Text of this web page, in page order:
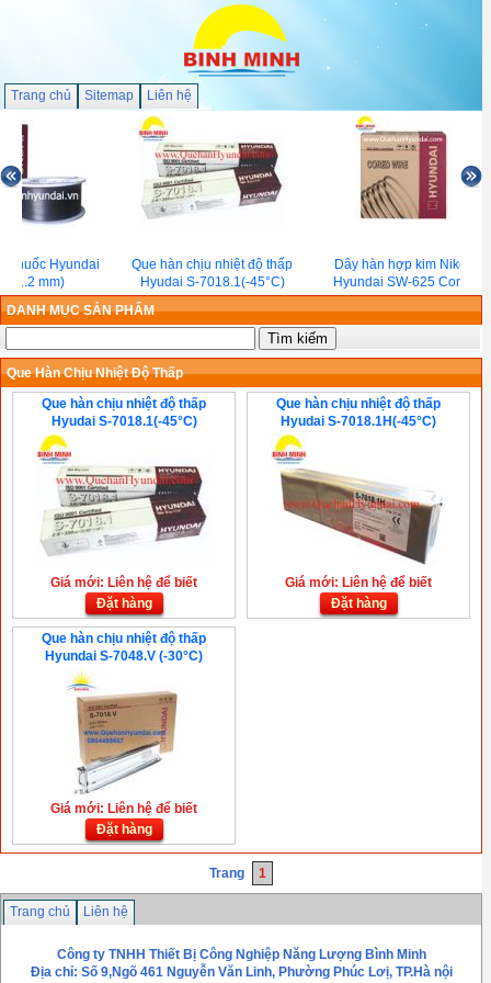
Trang chủ Sitemap Liên hệ
thuốc Hyundai
mm)
Que hàn chịu nhiệt độ thấp
Hyudai S-7018.1(-45°C)
Dây hàn hợp kim Niken
Hyundai SW-625 Cored
DANH MỤC SẢN PHẨM
Que Hàn Chịu Nhiệt Độ Thấp
Que hàn chịu nhiệt độ thấp
Hyudai S-7018.1(-45°C)
Giá mới: Liên hệ để biết
Đặt hàng
Que hàn chịu nhiệt độ thấp
Hyudai S-7018.1H(-45°C)
Giá mới: Liên hệ để biết
Đặt hàng
Que hàn chịu nhiệt độ thấp
Hyundai S-7048.V (-30°C)
Giá mới: Liên hệ để biết
Đặt hàng
Trang 1
Trang chủ Liên hệ
Công ty TNHH Thiết Bị Công Nghiệp Năng Lượng Bình Minh
Địa chỉ: Số 9,Ngõ 461 Nguyễn Văn Linh, Phường Phúc Lơị, TP.Hà nội